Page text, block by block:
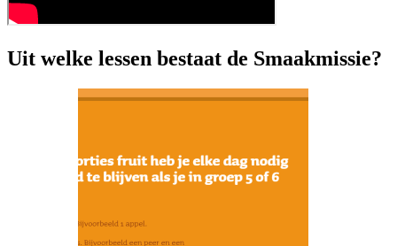
Uit welke lessen bestaat de Smaakmissie?